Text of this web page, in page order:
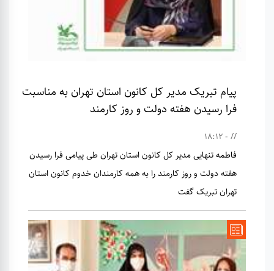
پیام تبریک مدیر کل کانون استان تهران به مناسبت
فرا رسیدن هفته دولت و روز کارمند
// - 18:12
فاطمه تنهایی مدیر کل کانون استان تهران طی پیامی فرا رسیدن
هفته دولت و روز کارمند را به همه کارمندان خدوم کانون استان
تهران تبریک گفت